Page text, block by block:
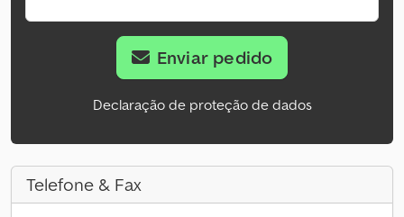
Enviar pedido
Declaração de proteção de dados
Telefone & Fax